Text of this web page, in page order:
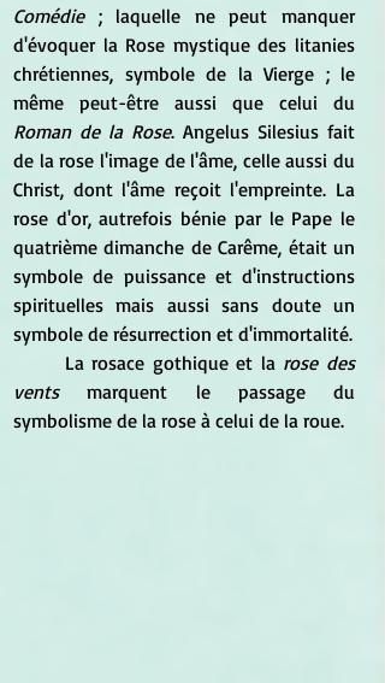
Comédie ; laquelle ne peut manquer
d'évoquer la Rose mystique des litanies
chrétiennes, symbole de la Vierge ; le
Roman de la Rose. Angelus Silesius fait
de la rose l'image de l'âme, celle aussi du
Christ, dont l'âme reçoit l'empreinte. La
rose d'or, autrefois bénie par le Pape le
quatrième dimanche de Carême, était un
symbole de puissance et d'instructions
spirituelles mais aussi sans doute un
symbole de résurrection et d'immortalité.
	La rosace gothique et la
rose des
vents marquent le passage du
symbolisme de la rose à celui de la roue.